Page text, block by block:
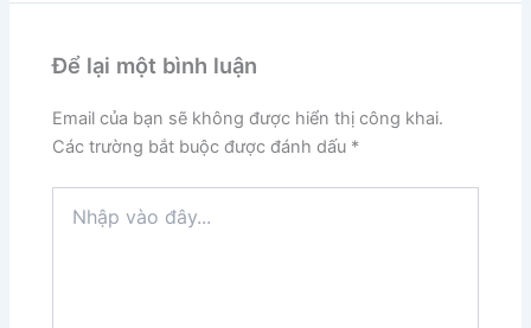
Để lại một bình luận
Email của bạn sẽ không được hiển thị công khai.
Các trường bắt buộc được đánh dấu *
vào